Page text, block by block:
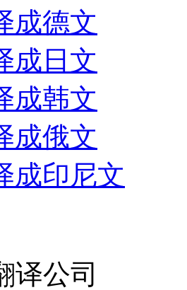
成德文
成日文
成韩文
成俄文
成印尼文
译公司